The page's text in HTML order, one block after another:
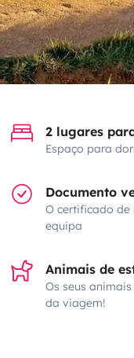
2 lugares
Espaço para
Documento
O certificado de
equipa
Animais de
Os seus
da viagem!